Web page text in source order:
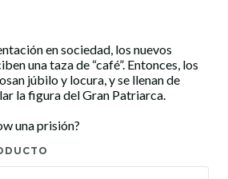
en sociedad, los nuevos
una taza de “café”. Entonces, los
júbilo y locura, y se llenan de
la figura del Gran Patriarca.
una prisión?